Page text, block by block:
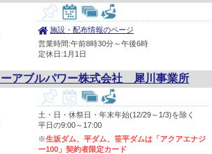
施設・配布情報のページ
営業時間:午前8時30分～午後6時
定休日:1月1日
ーアブルパワー株式会社 犀川事業所
土・日・休祭日・年末年始(12/29～1/3)を除く
平日の9:00～17:00
※生坂ダム、平ダム、笹平ダムは「アクアエナジ
ー100」契約者限定カード